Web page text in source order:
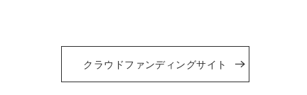
クラウドファンディングサイト